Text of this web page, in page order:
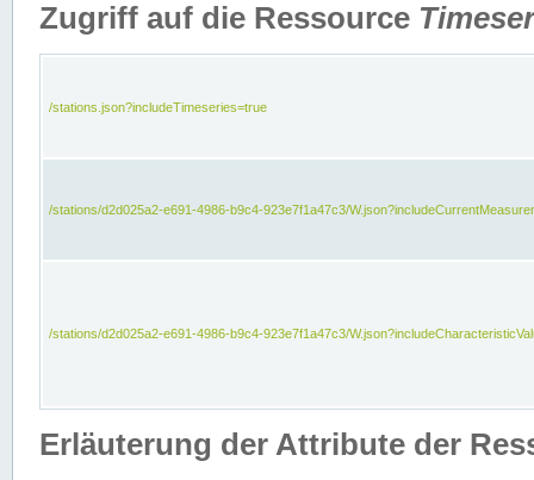
Zugriff auf die Ressource
/stations.json?includeTimeseries=true
/stations/d2d025a2-e691-4986-b9c4-923e7f1a47c3/
/stations/d2d025a2-e691-4986-b9c4-923e7f1a47c3/
Erläuterung der Attribute der